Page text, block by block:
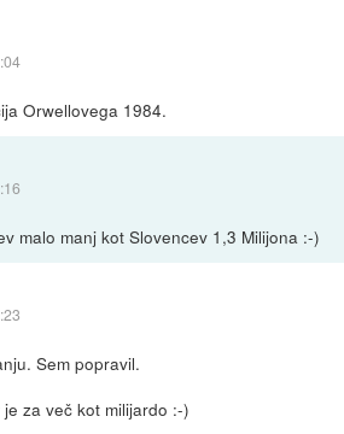
Orwellovega 1984.
malo manj kot Slovencev 1,3 Milijona :-)
Sem popravil.
za več kot milijardo :-)